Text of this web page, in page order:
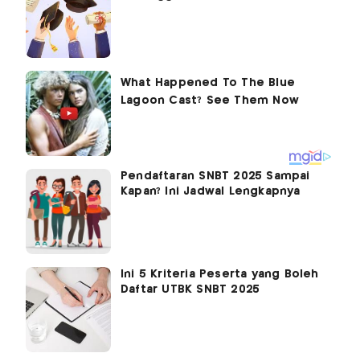
Pendaftaran SNBT 2025 Sampai
Kapan? Ini Jadwal Lengkapnya
Ini 5 Kriteria Peserta yang Boleh
Daftar UTBK SNBT 2025